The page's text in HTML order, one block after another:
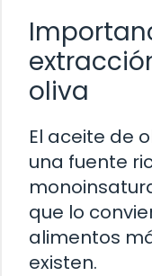
oliva
El aceite de
una fuente
que lo
alimentos
existen.